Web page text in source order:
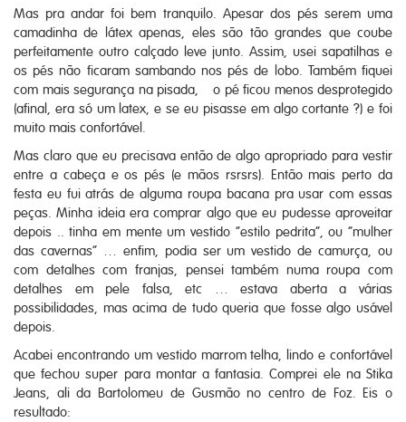
Mas pra andar foi bem tranquilo. Apesar dos pés serem uma
camadinha de látex apenas, eles são tão grandes que coube
perfeitamente outro calçado leve junto. Assim, usei sapatilhas e
os pés não ficaram sambando nos pés de lobo. Também fiquei
com mais segurança na pisada, o pé ficou menos desprotegido
(afinal, era só um latex, e se eu pisasse em algo cortante ?) e foi
muito mais confortável.
Mas claro que eu precisava então de algo apropriado para vestir
entre a cabeça e os pés (e mãos rsrsrs). Então mais perto da
festa eu fui atrás de alguma roupa bacana pra usar com essas
peças. Minha ideia era comprar algo que eu pudesse aproveitar
depois .. tinha em mente um vestido “estilo pedrita”, ou “mulher
das cavernas” … enfim, podia ser um vestido de camurça, ou
com detalhes com franjas, pensei também numa roupa com
detalhes em pele falsa, etc … estava aberta a várias
possibilidades, mas acima de tudo queria que fosse algo usável
depois.
Acabei encontrando um vestido marrom telha, lindo e confortável
que fechou super para montar a fantasia. Comprei ele na Stika
Jeans, ali da Bartolomeu de Gusmão no centro de Foz. Eis o
resultado: